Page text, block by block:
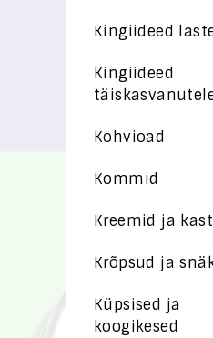
Kingiideed
Kingiideed
Kohvioad
Kommid
Kreemid ja
Krõpsud ja
Küpsised ja
koogikesed